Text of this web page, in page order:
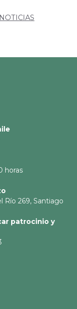
NOTICIAS
horas
Río 269, Santiago
patrocinio y